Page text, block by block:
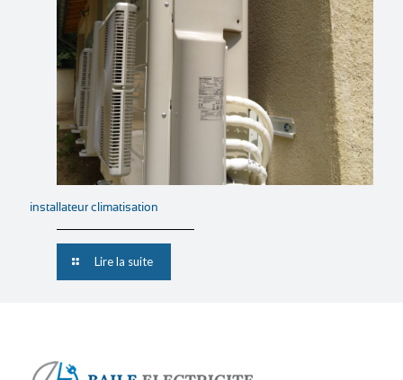
installateur climatisation
Lire la suite